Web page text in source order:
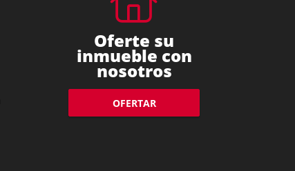
Oferte su
inmueble con
nosotros
OFERTAR